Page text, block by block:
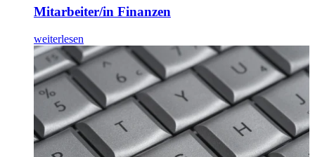
Mitarbeiter/in Finanzen
weiterlesen